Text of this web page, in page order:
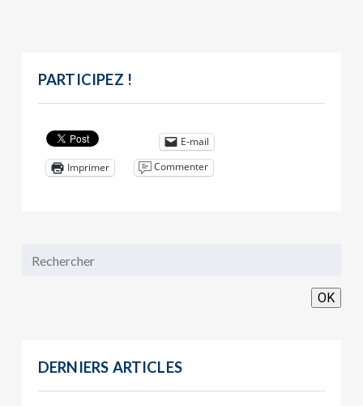
PARTICIPEZ !
E-mail
Imprimer
Commenter
OK
DERNIERS ARTICLES